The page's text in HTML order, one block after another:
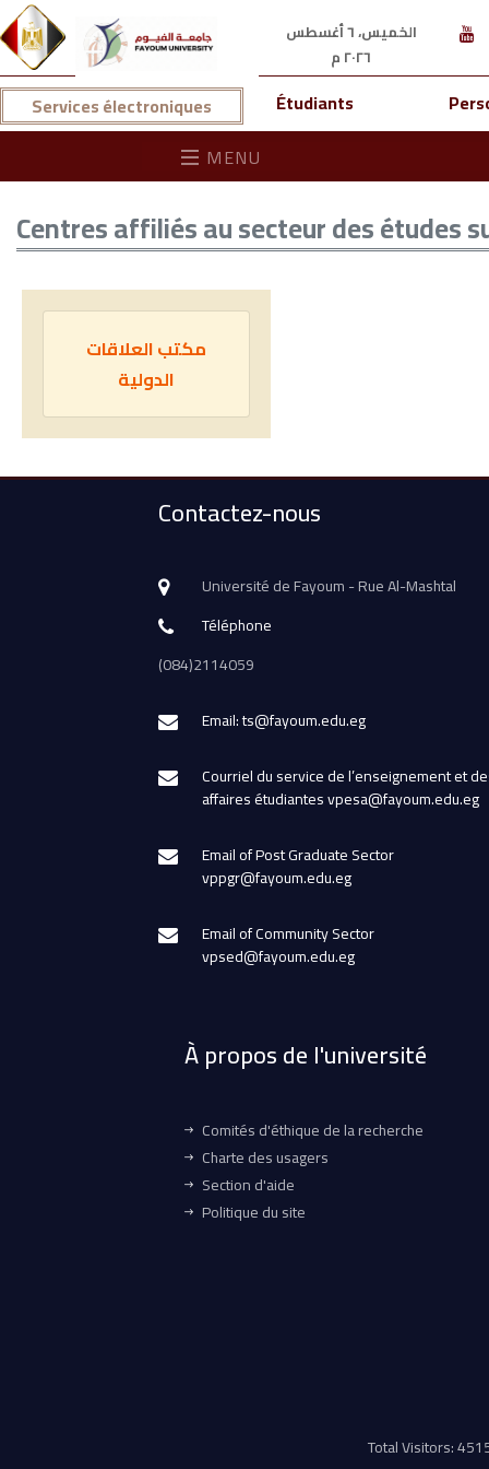
الخميس، ٦ أغسطس
٢٠٢٦ م
Services électroniques Étudiants
MENU
Centres affiliés au secteur des études
مكتب العلاقات
الدولية
Contactez-nous
Université de Fayoum - Rue Al-Mashtal
Téléphone
(084)2114059
Email: ts@fayoum.edu.eg
Courriel du service de l’enseignement et
affaires étudiantes vpesa@fayoum.edu.eg
Email of Post Graduate Sector
vppgr@fayoum.edu.eg
Email of Community Sector
vpsed@fayoum.edu.eg
À propos de l'université
Comités d'éthique de la recherche
Charte des usagers
Section d'aide
Politique du site
Total Visitors: